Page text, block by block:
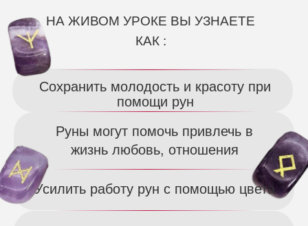
Сохранить молодость и красоту при
помощи рун
Усилить работу рун с помощью цвета
Руны могут помочь привлечь в
жизнь любовь, отношения
НА ЖИВОМ УРОКЕ ВЫ УЗНАЕТЕ
КАК :